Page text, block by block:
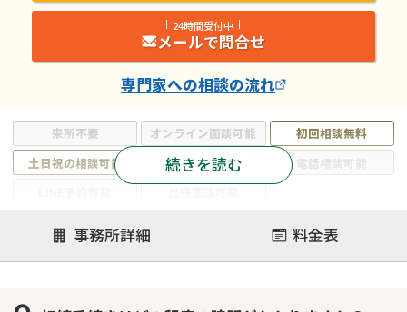
来所不要 オンライン面談可能
初回相談無料
土日祝の相談可能
19時以降電話可能
電話相談可能
注力案件
遺言書作成・遺言執行
相続放棄
相続登記
続きを読む
24時間受付中
メールで問合せ
専門家への相談の流れ
事務所詳細 料金表